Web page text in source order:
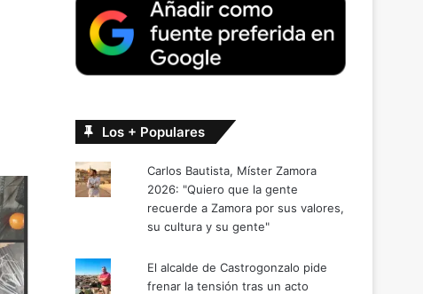
Los + Populares
Carlos Bautista, Míster Zamora
2026: "Quiero que la gente
recuerde a Zamora por sus valores,
su cultura y su gente"
El alcalde de Castrogonzalo pide
frenar la tensión tras un acto